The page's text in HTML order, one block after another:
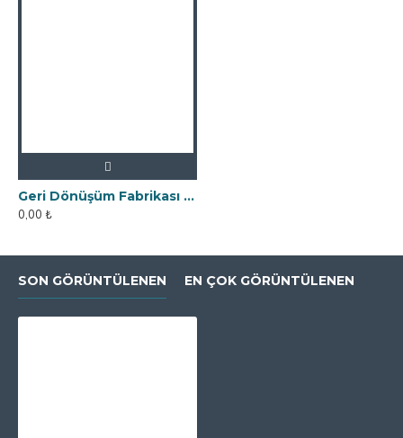
Geri Dönüşüm Fabrikası İçin Kolay Temizlenebilir Neodyum Elek Mıknatıs
0,00 ₺
SON GÖRÜNTÜLENEN EN ÇOK GÖRÜNTÜLENEN